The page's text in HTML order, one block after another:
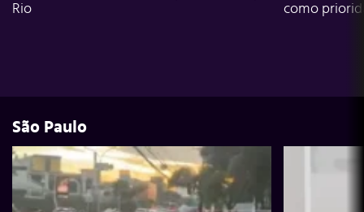
Rio
como
São Paulo